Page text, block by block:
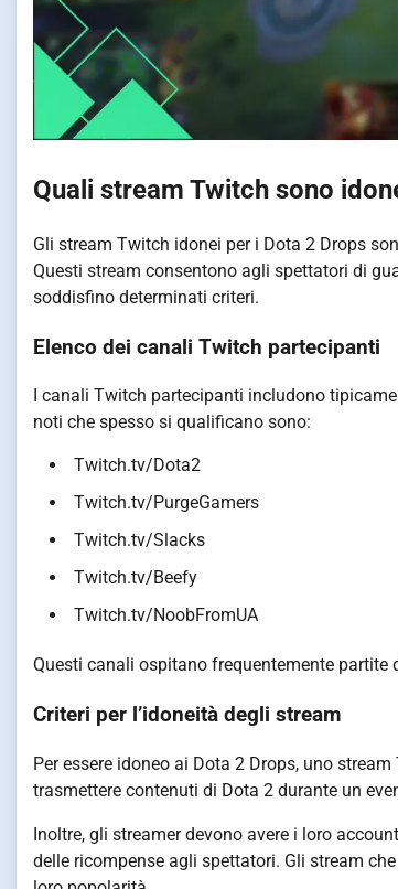
Quali stream Twitch sono
Gli stream Twitch idonei per i Dota 2 Drops
Questi stream consentono agli spettatori di
soddisfino determinati criteri.
Elenco dei canali Twitch partecipanti
I canali Twitch partecipanti includono
noti che spesso si qualificano sono:
Twitch.tv/Dota2
Twitch.tv/PurgeGamers
Twitch.tv/Slacks
Twitch.tv/Beefy
Twitch.tv/NoobFromUA
Questi canali ospitano frequentemente
Criteri per l’idoneità degli stream
Per essere idoneo ai Dota 2 Drops, uno
trasmettere contenuti di Dota 2 durante un
Inoltre, gli streamer devono avere i loro
delle ricompense agli spettatori. Gli stream